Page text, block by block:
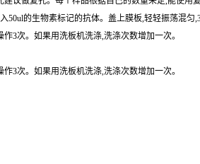
的生物素标记的抗体。盖上膜板,轻轻振荡混匀
3次。如果用洗板机洗涤,洗涤次数增加一次。
3次。如果用洗板机洗涤,洗涤次数增加一次。